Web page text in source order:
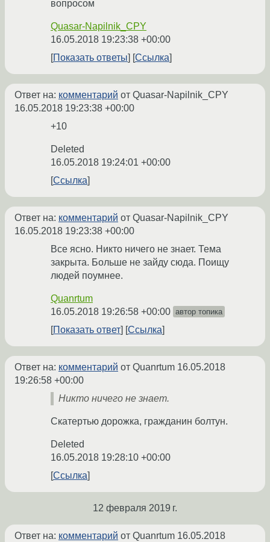
вопросом
Quasar-Napilnik_CPY
16.05.2018 19:23:38 +00:00
Показать ответы
Ссылка
Ответ на: комментарий от Quasar-Napilnik_CPY
16.05.2018 19:23:38 +00:00
+10
Deleted
16.05.2018 19:24:01 +00:00
Ссылка
Ответ на: комментарий от Quasar-Napilnik_CPY
16.05.2018 19:23:38 +00:00
Все ясно. Никто ничего не знает. Тема
закрыта. Больше не зайду сюда. Поищу
людей поумнее.
Quanrtum
16.05.2018 19:26:58 +00:00 автор топика
Показать ответ Ссылка
Ответ на: комментарий от Quanrtum 16.05.2018
19:26:58 +00:00
Никто ничего не знает.
Скатертью дорожка, гражданин болтун.
Deleted
16.05.2018 19:28:10 +00:00
Ссылка
12 февраля 2019 г.
Ответ на: комментарий от Quanrtum 16.05.2018